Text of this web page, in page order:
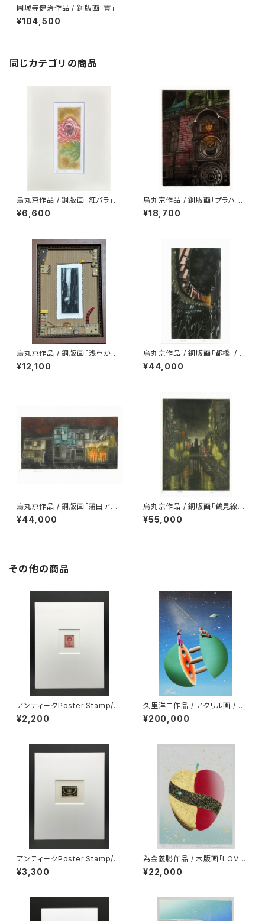
園城寺健治作品 / 銅版画「質」
¥104,500
同じカテゴリの商品
烏丸京作品 / 銅版画「紅バラ」/
シートのみ
¥6,600
烏丸京作品 / 銅版画「プラハの
天文時計」/ シートのみ
¥18,700
烏丸京作品 / 銅版画「浅草から
みたスカイツリー」/ 額付
¥12,100
烏丸京作品 / 銅版画「都橋」/ シ
ートのみ
¥44,000
烏丸京作品 / 銅版画「蒲田アパ
ート」/ シートのみ
¥44,000
烏丸京作品 / 銅版画「鶴見線国
道駅」/ シートのみ
¥55,000
その他の商品
アンティークPoster Stamp/Gi
oacchino Gesmundo（イタリ
ア）
¥2,200
久里洋二作品 / アクリル画 /
「愛の惑星」/ 額付き
¥200,000
アンティークPoster Stamp/S
ocieta Reale Mutua di assi
curazioni（イタリア）
¥3,300
為金義勝作品 / 木版画「LOVE」
/ シートのみ
¥22,000